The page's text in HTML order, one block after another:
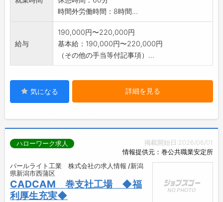
〇ぜひ一度、職場見学にお越しください。育成
プランや業務の詳細
について説明します。質問や不安な点について
お答えします。
【変更の範囲】変更なし
時間外労働時間：8時間...
給与
190,000円〜220,000円
基本給：190,000円〜220,000円
（その他の手当等付記事項）...
気になる 詳細を見る
掲載開始日:2026/06/01
情報提供元：巻公共職業安定所
ハローワーク求人
パールライト工業 株式会社の求人情報 /新潟
県新潟市西蒲区
CADCAM 巻支社工場 ◆福
利厚生充実◆